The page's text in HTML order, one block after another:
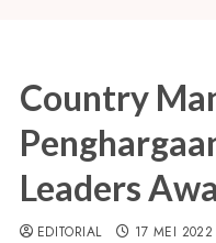
Country
Leaders
EDITORIAL 17 MEI 2022